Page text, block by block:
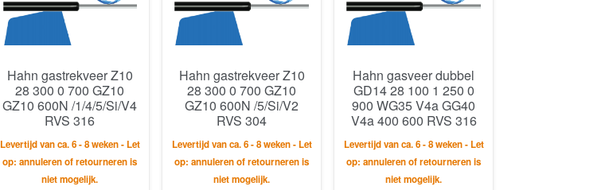
Hahn gastrekveer Z10
28 300 0 700 GZ10
GZ10 600N /1/4/5/Si/V4
RVS 316
Levertijd van ca. 6 - 8 weken - Let
op: annuleren of retourneren is
niet mogelijk.
Hahn gastrekveer Z10
28 300 0 700 GZ10
GZ10 600N /5/Si/V2
RVS 304
Levertijd van ca. 6 - 8 weken - Let
op: annuleren of retourneren is
niet mogelijk.
Hahn gasveer dubbel
GD14 28 100 1 250 0
900 WG35 V4a GG40
V4a 400 600 RVS 316
Levertijd van ca. 6 - 8 weken - Let
op: annuleren of retourneren is
niet mogelijk.